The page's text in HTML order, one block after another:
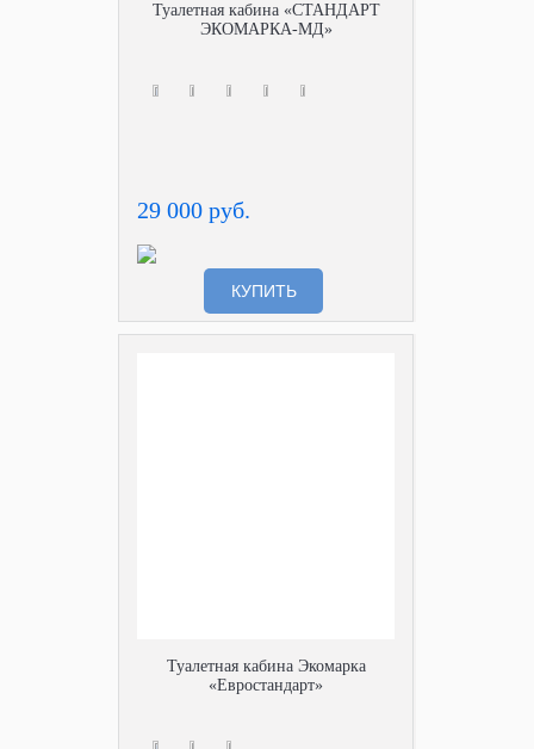
Туалетная кабина «СТАНДАРТ
ЭКОМАРКА-МД»
29 000 руб.
КУПИТЬ
Туалетная кабина Экомарка
«Евростандарт»